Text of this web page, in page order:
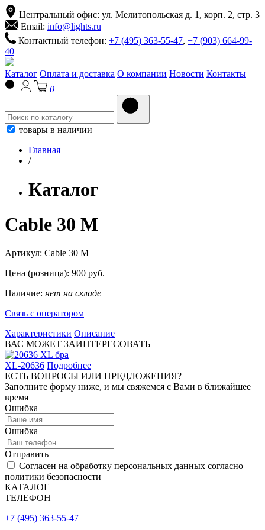
Центральный офис: ул. Мелитопольская д. 1, корп. 2, стр. 3
Email: info@lights.ru
Контактный телефон: +7 (495) 363-55-47, +7 (903) 664-99-
40
Каталог Оплата и доставка О компании Новости Контакты
0
товары в наличии
Главная
/
Каталог
Cable 30 M
Артикул: Cable 30 M
Цена (розница): 900 руб.
Наличие: нет на складе
Связь с оператором
Характеристики Описание
ВАС МОЖЕТ ЗАИНТЕРЕСОВАТЬ
XL-20636 Подробнее
ЕСТЬ ВОПРОСЫ ИЛИ ПРЕДЛОЖЕНИЯ?
Заполните форму ниже, и мы свяжемся с Вами в ближайшее
время
Ошибка
Ошибка
Отправить
Согласен на обработку персональных данных согласно
политики безопасности
КАТАЛОГ
ТЕЛЕФОН
+7 (495) 363-55-47